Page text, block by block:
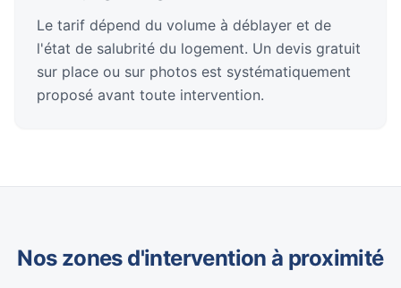
Le tarif dépend du volume à déblayer et de
l'état de salubrité du logement. Un devis gratuit
sur place ou sur photos est systématiquement
proposé avant toute intervention.
Nos zones d'intervention à proximité